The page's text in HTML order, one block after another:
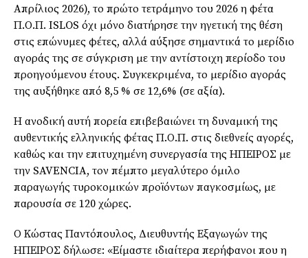
Απρίλιος 2026), το πρώτο τετράμηνο του 2026 η φέτα
Π.Ο.Π. ISLOS όχι μόνο διατήρησε την ηγετική της θέση
στις επώνυμες φέτες, αλλά αύξησε σημαντικά το μερίδιο
αγοράς της σε σύγκριση με την αντίστοιχη περίοδο του
προηγούμενου έτους. Συγκεκριμένα, το μερίδιο αγοράς
της αυξήθηκε από 8,5 % σε 12,6% (σε αξία).
Η ανοδική αυτή πορεία επιβεβαιώνει τη δυναμική της
αυθεντικής ελληνικής φέτας Π.Ο.Π. στις διεθνείς αγορές,
καθώς και την επιτυχημένη συνεργασία της ΗΠΕΙΡΟΣ με
την SAVENCIA, τον πέμπτο μεγαλύτερο όμιλο
παραγωγής τυροκομικών προϊόντων παγκοσμίως, με
παρουσία σε 120 χώρες.
Ο Κώστας Παντόπουλος, Διευθυντής Εξαγωγών της
ΗΠΕΙΡΟΣ δήλωσε: «Είμαστε ιδιαίτερα περήφανοι που η